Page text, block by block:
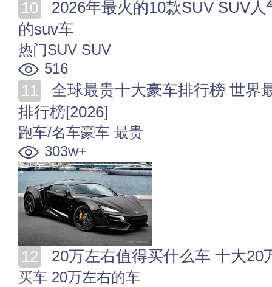
的suv车
热门SUV SUV
516
排行榜[2026]
跑车/名车豪车 最贵
303w+
20万左右值得买什么车 十大20
买车 20万左右的车